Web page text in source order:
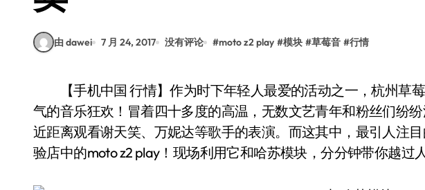
由 dawei 7 月 24, 2017 没有评论 #moto z2 play #模块 #草莓音 #行情
【手机中国 行情】作为时下年轻人最爱的活动之一，杭州草莓音乐节绝对算得上是近期大人
气的音乐狂欢！冒着四十多度的高温，无数文艺青年和粉丝们纷
近距离观看谢天笑、万妮达等歌手的表演。而这其中，最引人注
验店中的moto z2 play！现场利用它和哈苏模块，分分钟带你越过